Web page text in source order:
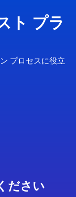
ト プラ
プロセスに役立
ださい